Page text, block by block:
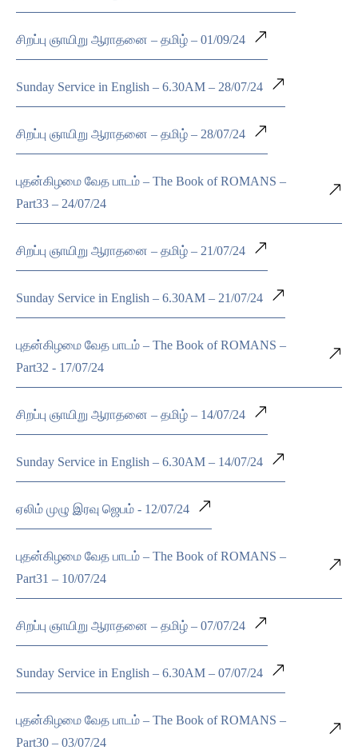
சிறப்பு ஞாயிறு ஆராதனை – தமிழ் – 01/09/24
Sunday Service in English – 6.30AM – 28/07/24
சிறப்பு ஞாயிறு ஆராதனை – தமிழ் – 28/07/24
புதன்கிழமை வேத பாடம் – The Book of ROMANS –
Part33 – 24/07/24
சிறப்பு ஞாயிறு ஆராதனை – தமிழ் – 21/07/24
Sunday Service in English – 6.30AM – 21/07/24
புதன்கிழமை வேத பாடம் – The Book of ROMANS –
Part32 - 17/07/24
சிறப்பு ஞாயிறு ஆராதனை – தமிழ் – 14/07/24
Sunday Service in English – 6.30AM – 14/07/24
ஏலிம் முழு இரவு ஜெபம் - 12/07/24
புதன்கிழமை வேத பாடம் – The Book of ROMANS –
Part31 – 10/07/24
சிறப்பு ஞாயிறு ஆராதனை – தமிழ் – 07/07/24
Sunday Service in English – 6.30AM – 07/07/24
புதன்கிழமை வேத பாடம் – The Book of ROMANS –
Part30 – 03/07/24